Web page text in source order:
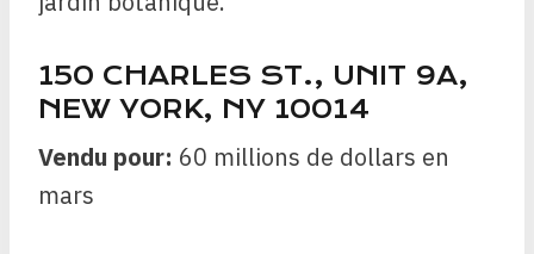
150 CHARLES ST., UNIT 9A,
NEW YORK, NY 10014
Vendu pour: 60 millions de dollars en
mars